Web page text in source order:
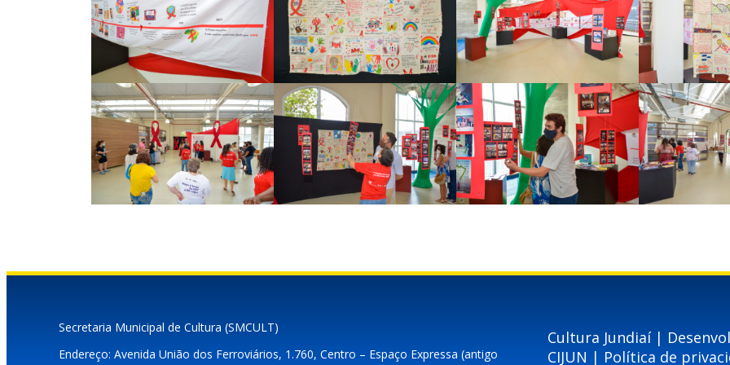
Secretaria Municipal de Cultura (SMCULT)
Endereço: Avenida União dos Ferroviários, 1.760, Centro – Espaço Expressa (antigo
Cultura Jundiaí |
CIJUN | Política de